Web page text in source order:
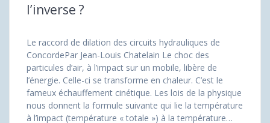
l’inverse ?
Le raccord de dilation des circuits hydrauliques de
ConcordePar Jean-Louis Chatelain Le choc des
particules d’air, à l’impact sur un mobile, libère de
l’énergie. Celle-ci se transforme en chaleur. C’est le
fameux échauffement cinétique. Les lois de la physique
nous donnent la formule suivante qui lie la température
à l’impact (température « totale ») à la température…